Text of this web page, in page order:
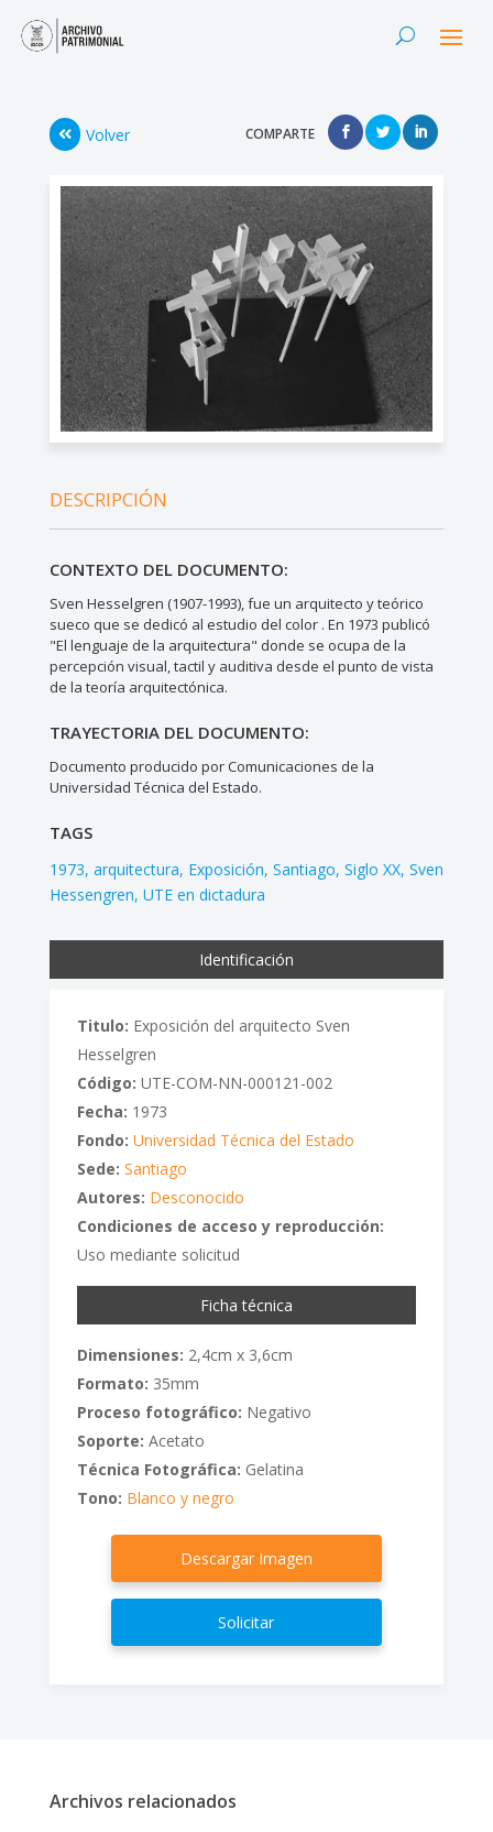
Volver COMPARTE
DESCRIPCIÓN
CONTEXTO DEL DOCUMENTO:
Sven Hesselgren (1907-1993), fue un arquitecto y teórico
sueco que se dedicó al estudio del color . En 1973 publicó
"El lenguaje de la arquitectura" donde se ocupa de la
percepción visual, tactil y auditiva desde el punto de vista
de la teoría arquitectónica.
TRAYECTORIA DEL DOCUMENTO:
Documento producido por Comunicaciones de la
Universidad Técnica del Estado.
TAGS
1973 arquitectura Exposición Santiago Siglo XX Sven
Hessengren UTE en dictadura
Identificación
Titulo: Exposición del arquitecto Sven
Hesselgren
Código: UTE-COM-NN-000121-002
Fecha: 1973
Fondo: Universidad Técnica del Estado
Sede: Santiago
Autores: Desconocido
Condiciones de acceso y reproducción:
Uso mediante solicitud
Ficha técnica
Dimensiones: 2,4cm x 3,6cm
Formato: 35mm
Proceso fotográfico: Negativo
Soporte: Acetato
Técnica Fotográfica: Gelatina
Tono: Blanco y negro
Descargar Imagen
Solicitar
Archivos relacionados